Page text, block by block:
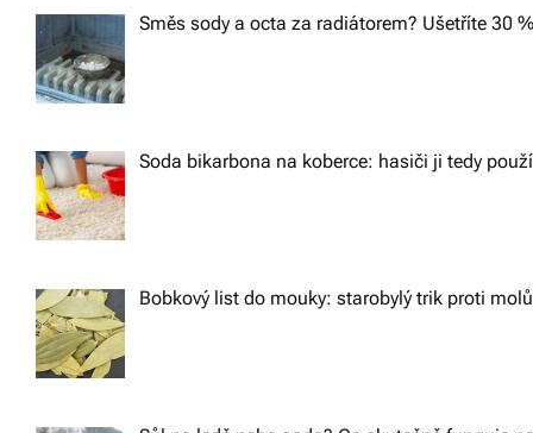
Směs sody a octa za radiátorem? Ušetříte 30
Soda bikarbona na koberce: hasiči ji tedy
Bobkový list do mouky: starobylý trik proti